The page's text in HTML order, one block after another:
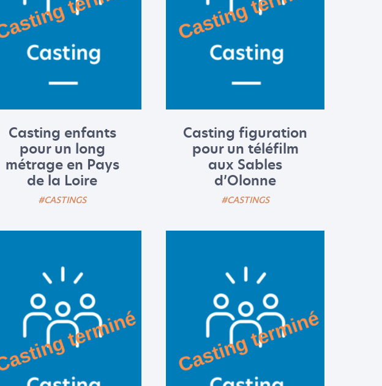
Casting enfants
pour un long
métrage en Pays
de la Loire
#CASTINGS
Casting figuration
pour un téléfilm
aux Sables
d’Olonne
#CASTINGS